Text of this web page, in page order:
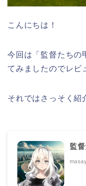
こんにちは！
今回は「監督たちの
てみましたのでレビ
それではさっそく紹
監